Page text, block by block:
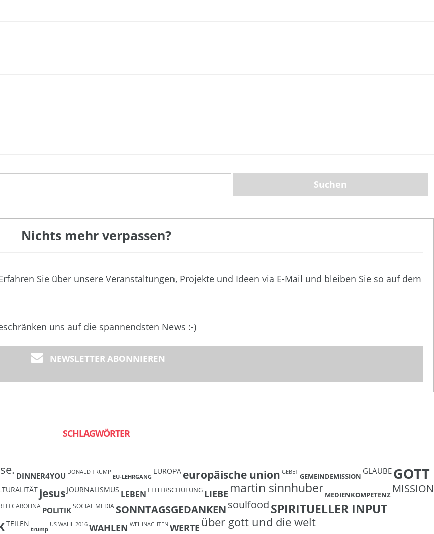
Nichts mehr verpassen?
Sie über unsere Veranstaltungen, Projekte und Ideen via E-Mail und bleiben Sie so auf dem
uns auf die spannendsten News :-)
NEWSLETTER ABONNIEREN
SCHLAGWÖRTER
DINNER4YOU DONALD TRUMP
EU-LEHRGANG
EUROPA europäische union GEBET GEMEINDEMISSION
GLAUBE GOTT
jesus JOURNALISMUS LEBEN LEITERSCHULUNG LIEBE martin sinnhuber MEDIENKOMPETENZ MISSION
CAROLINA POLITIKSOCIAL MEDIA SONNTAGSGEDANKENsoulfoodSPIRITUELLER INPUT
TEILEN
trump
US WAHL 2016 WAHLEN WEIHNACHTEN WERTE über gott und die welt